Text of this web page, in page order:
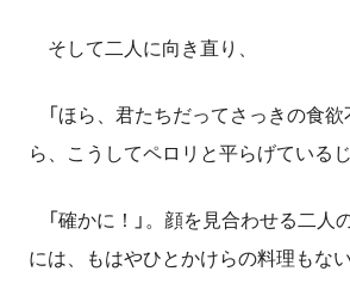
そして二人に向き直り、
「ほら、君たちだってさっきの食
ら、こうしてペロリと平らげている
「確かに！」。顔を見合わせる二人
には、もはやひとかけらの料理もない